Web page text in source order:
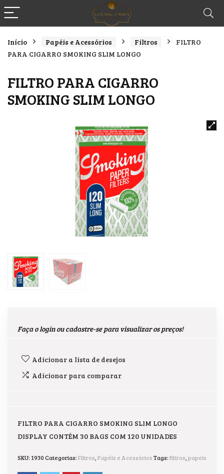
Início Papéis e Acessórios Filtros
FILTRO
PARA CIGARRO SMOKING SLIM LONGO
FILTRO PARA CIGARRO
SMOKING SLIM LONGO
Faça o login ou cadastre-se para visualizar os preços!
Adicionar a lista de desejos
Adicionar para comparar
FILTRO PARA CIGARRO SMOKING SLIM LONGO
DISPLAY CONTÉM 30 BAGS COM 120 UNIDADES
SKU: 1930Categorias:Filtros Papéis e AcessóriosTags:filtros papeis